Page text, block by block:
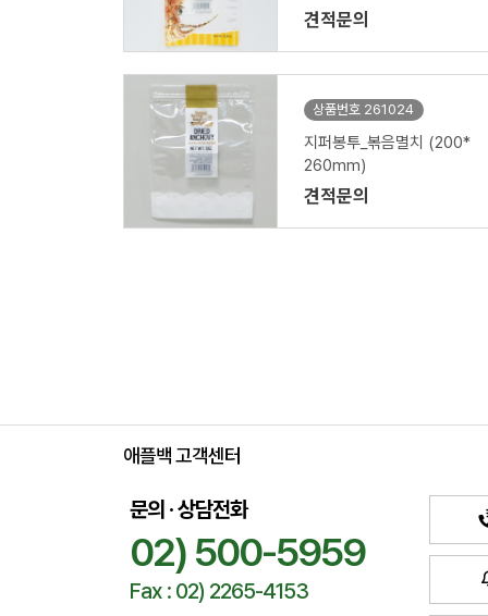
견적문의
상품번호 261024
지퍼봉투_볶음멸치 (200*
260mm)
견적문의
애플백 고객센터
문의 · 상담전화
02) 500-5959
Fax : 02) 2265-4153